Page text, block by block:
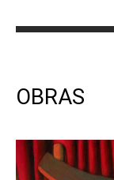
OBRAS